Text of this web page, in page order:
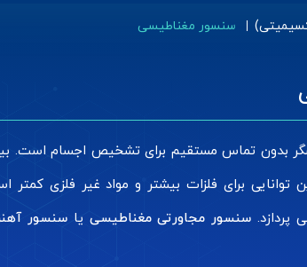
سنسور مغناطیسی
بدون تماس مستقیم برای تشخیص اجسام است.
توانایی برای فلزات بیشتر و مواد غیر فلزی
پردازد. سنسور مجاورتی مغناطیسی یا سنسور